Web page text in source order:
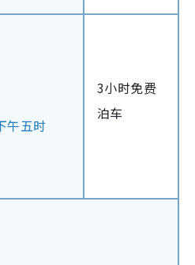
午五时
3小时免费
泊车